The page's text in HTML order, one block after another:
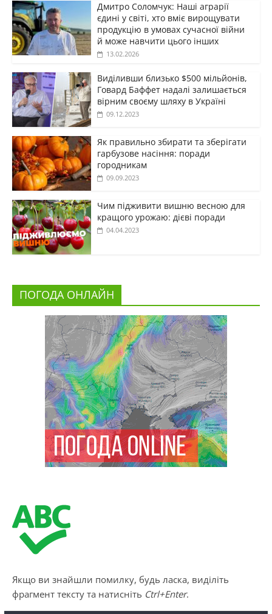
Дмитро Соломчук: Наші аграрії
єдині у світі, хто вміє вирощувати
продукцію в умовах сучасної війни
й може навчити цього інших
13.02.2026
Виділивши близько $500 мільйонів,
Говард Баффет надалі залишається
вірним своєму шляху в Україні
09.12.2023
Як правильно збирати та зберігати
гарбузове насіння: поради
городникам
09.09.2023
Чим підживити вишню весною для
кращого урожаю: дієві поради
04.04.2023
ПОГОДА ОНЛАЙН
Якщо ви знайшли помилку, будь ласка, виділіть
фрагмент тексту та натисніть Ctrl+Enter.